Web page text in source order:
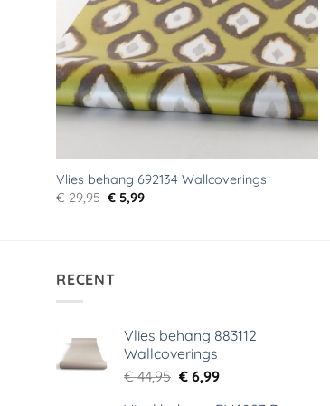
Vlies behang 692134 Wallcoverings
€29,95 Oorspronkelijke
prijs
€ 5,99Huidige
RECENT
Vlies behang 883112
Wallcoverings
€44,95 Oorspronkelijke
€6,99Huidige